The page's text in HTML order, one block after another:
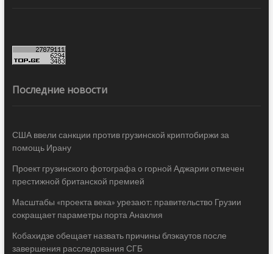
Последние новости
США ввели санкции против грузинской криптобиржи за
помощь Ирану
Проект грузинского фотографа о горной Аджарии отмечен
престижной британской премией
Масштабы «проекта века» урезают: правительство Грузии
сокращает параметры порта Анаклия
Кобахидзе обещает назвать причины блэкаутов после
завершения расследования СГБ